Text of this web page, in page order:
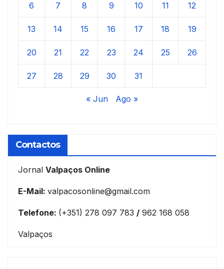
6 7 8 9 10 11 12
13 14 15 16 17 18 19
20 21 22 23 24 25 26
27 28 29 30 31
« Jun Ago »
Contactos
Jornal Valpaços Online
E-Mail: valpacosonline@gmail.com
Telefone: (+351) 278 097 783 / 962 168 058
Valpaços